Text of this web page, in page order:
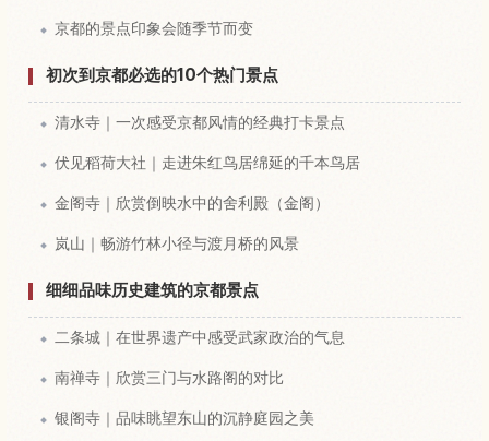
京都的景点印象会随季节而变
初次到京都必选的10个热门景点
清水寺｜一次感受京都风情的经典打卡景点
伏见稻荷大社｜走进朱红鸟居绵延的千本鸟居
金阁寺｜欣赏倒映水中的舍利殿（金阁）
岚山｜畅游竹林小径与渡月桥的风景
细细品味历史建筑的京都景点
二条城｜在世界遗产中感受武家政治的气息
南禅寺｜欣赏三门与水路阁的对比
银阁寺｜品味眺望东山的沉静庭园之美